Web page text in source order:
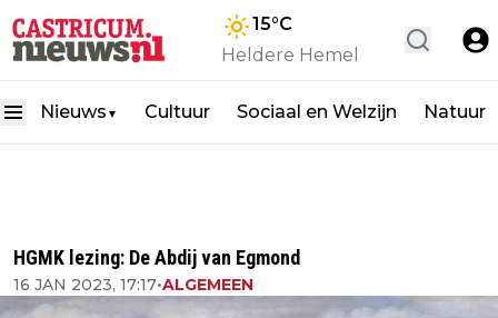
15°C
Heldere Hemel
Nieuws ▼ Cultuur Sociaal en Welzijn Natuur
HGMK lezing: De Abdij van Egmond
16 JAN 2023, 17:17•ALGEMEEN